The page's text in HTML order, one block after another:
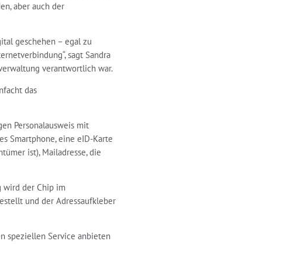
aber auch der
geschehen – egal zu
sagt Sandra
verantwortlich war.
das
Personalausweis mit
Smartphone, eine eID-Karte
ist), Mailadresse, die
wird der Chip im
und der Adressaufkleber
speziellen Service anbieten